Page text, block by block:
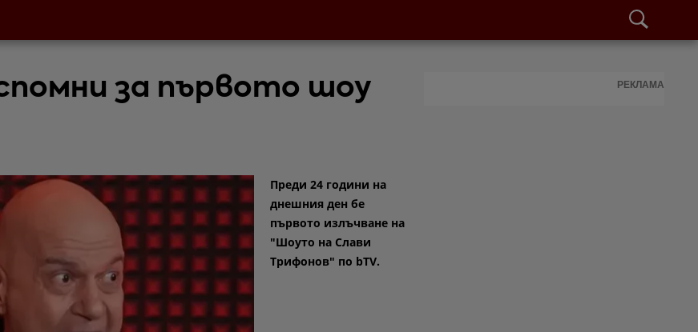
за първото шоу
Преди 24 години на
днешния ден бе
първото излъчване на
"Шоуто на Слави
Трифонов" по bTV.
РЕКЛАМА